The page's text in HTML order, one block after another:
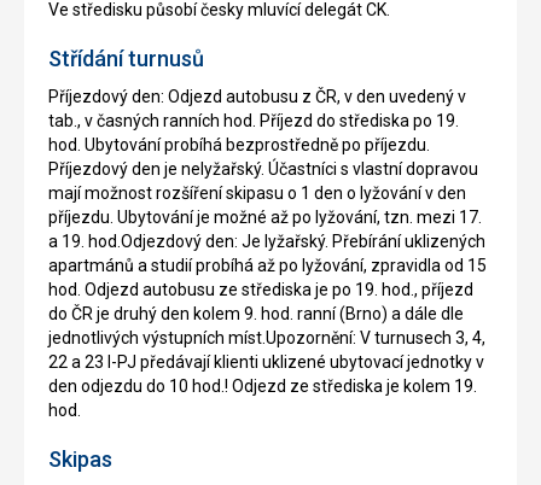
Ve středisku působí česky mluvící delegát CK.
Střídání turnusů
Příjezdový den: Odjezd autobusu z ČR, v den uvedený v
tab., v časných ranních hod. Příjezd do střediska po 19.
hod. Ubytování probíhá bezprostředně po příjezdu.
Příjezdový den je nelyžařský. Účastníci s vlastní dopravou
mají možnost rozšíření skipasu o 1 den o lyžování v den
příjezdu. Ubytování je možné až po lyžování, tzn. mezi 17.
a 19. hod.Odjezdový den: Je lyžařský. Přebírání uklizených
apartmánů a studií probíhá až po lyžování, zpravidla od 15
hod. Odjezd autobusu ze střediska je po 19. hod., příjezd
do ČR je druhý den kolem 9. hod. ranní (Brno) a dále dle
jednotlivých výstupních míst.Upozornění: V turnusech 3, 4,
22 a 23 I-PJ předávají klienti uklizené ubytovací jednotky v
den odjezdu do 10 hod.! Odjezd ze střediska je kolem 19.
hod.
Skipas